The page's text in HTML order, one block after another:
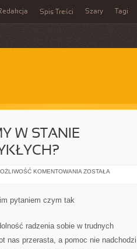
Redakcja Spis Treści Szary Tagi
W STANIE
KOMENTOWANIA CZY
ZWYKŁYCH?
ZOSTAŁA
pytaniem czym tak
radzenia sobie w trudnych
nas przerasta, a pomoc nie nadchodzi